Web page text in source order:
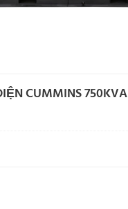
CUMMINS 750KVA